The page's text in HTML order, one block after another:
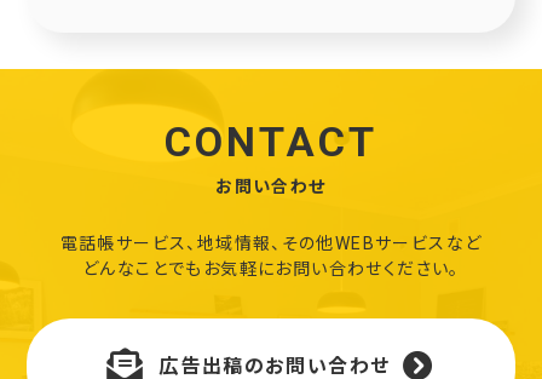
CONTACT
お問い合わせ
電話帳サービス、地域情報、その他WEBサービスなど
どんなことでもお気軽にお問い合わせください。
広告出稿のお問い合わせ